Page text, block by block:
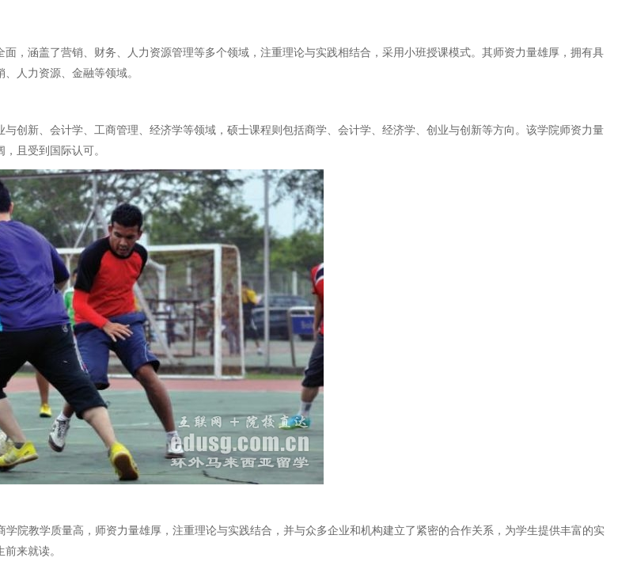
，涵盖了营销、财务、人力资源管理等多个领域，注重理论与实践相结合，采用小班授课模式。其师资力量雄厚，拥有具
人力资源、金融等领域。
创新、会计学、工商管理、经济学等领域，硕士课程则包括商学、会计学、经济学、创业与创新等方向。该学院师资力量
且受到国际认可。
院教学质量高，师资力量雄厚，注重理论与实践结合，并与众多企业和机构建立了紧密的合作关系，为学生提供丰富的实
来就读。